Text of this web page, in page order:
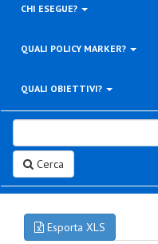
CHI ESEGUE?
QUALI POLICY MARKER?
QUALI OBIETTIVI?
Cerca
Esporta XLS